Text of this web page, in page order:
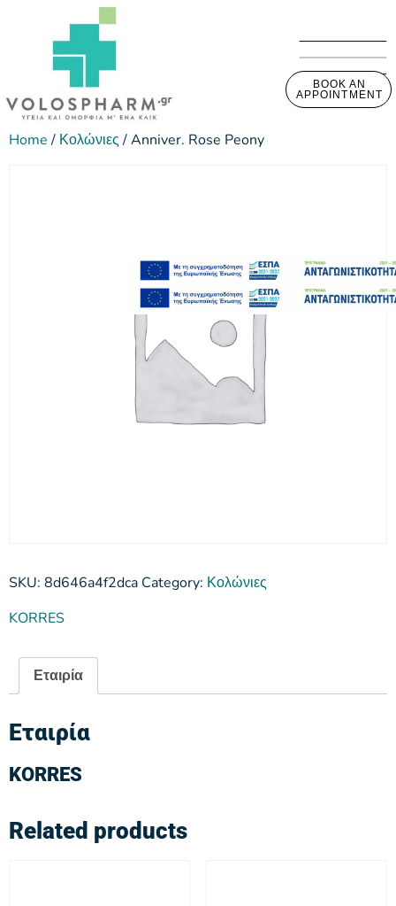
BOOK AN
APPOINTMENT
Home/ Κολώνιες/ Anniver. Rose Peony
SKU: 8d646a4f2dca Category: Κολώνιες
KORRES
Εταιρία
Εταιρία
KORRES
Related products